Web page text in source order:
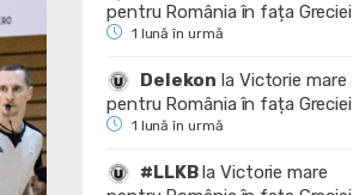
pentru România în fața Greciei
1 lună în urmă
Delekon la Victorie mare
pentru România în fața Greciei
1 lună în urmă
#LLKBlaVictorie mare